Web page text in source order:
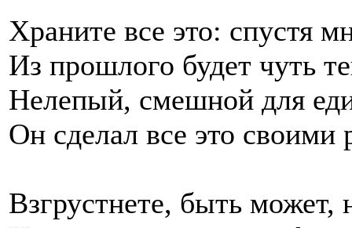
Храните все это: спустя
Из прошлого будет чуть
Нелепый, смешной для
Он сделал все это своими
Взгрустнете, быть может,